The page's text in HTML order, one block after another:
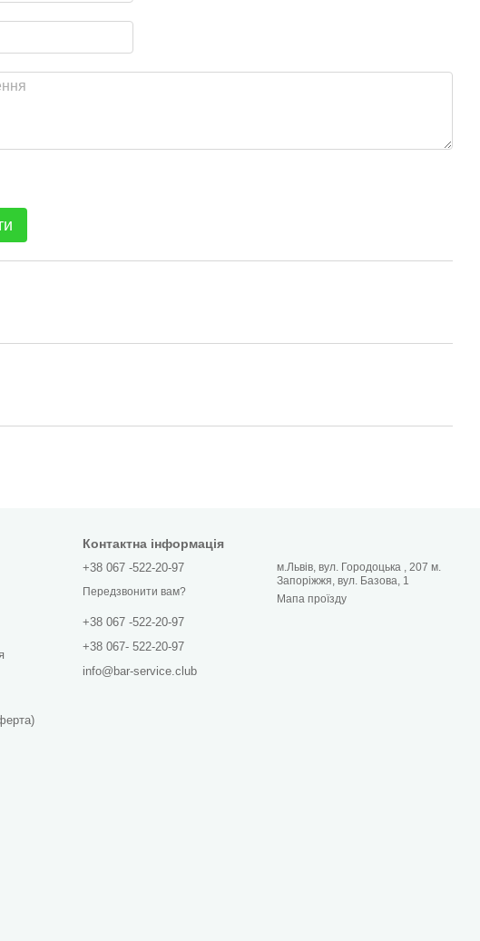
Контактна інформація
+38 067 -522-20-97
Передзвонити вам?
+38 067 -522-20-97
+38 067- 522-20-97
info@bar-service.club
м.Львів, вул. Городоцька , 207 м.
Запоріжжя, вул. Базова, 1
Мапа проїзду